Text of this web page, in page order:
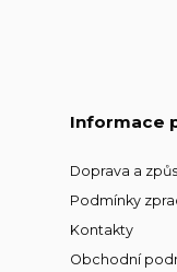
Informace
Doprava a
Podmínky
Kontakty
Obchodní